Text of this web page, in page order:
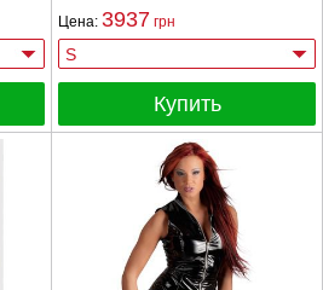
Цена: 3937 грн
Купить